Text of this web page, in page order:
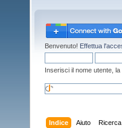
Benvenuto! Effettua
Inserisci il nome utente,
Indice Aiuto Ricerca